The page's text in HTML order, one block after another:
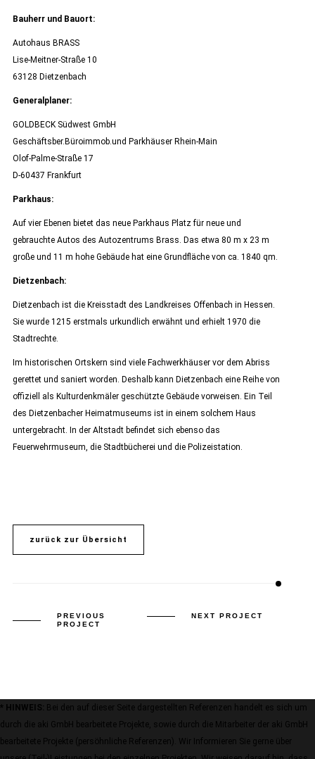
Bauherr und Bauort:
Autohaus BRASS
Lise-Meitner-Straße 10
63128 Dietzenbach
Generalplaner:
GOLDBECK Südwest GmbH
Geschäftsber.Büroimmob.und Parkhäuser Rhein-Main
Olof-Palme-Straße 17
D-60437 Frankfurt
Parkhaus:
Auf vier Ebenen bietet das neue Parkhaus Platz für neue und
gebrauchte Autos des Autozentrums Brass. Das etwa 80 m x 23 m
große und 11 m hohe Gebäude hat eine Grundfläche von ca. 1840 qm.
Dietzenbach:
Dietzenbach ist die Kreisstadt des Landkreises Offenbach in Hessen.
Sie wurde 1215 erstmals urkundlich erwähnt und erhielt 1970 die
Stadtrechte.
Im historischen Ortskern sind viele Fachwerkhäuser vor dem Abriss
gerettet und saniert worden. Deshalb kann Dietzenbach eine Reihe von
offiziell als Kulturdenkmäler geschützte Gebäude vorweisen. Ein Teil
des Dietzenbacher Heimatmuseums ist in einem solchem Haus
untergebracht. In der Altstadt befindet sich ebenso das
Feuerwehrmuseum, die Stadtbücherei und die Polizeistation.
zurück zur Übersicht
PREVIOUS
PROJECT
NEXT PROJECT
* HINWEIS:
Bei den auf dieser Seite dargestellten Referenzen handelt es sich um
durch die aki GmbH bearbeitete Projekte, sowie durch die Mitarbeiter der aki GmbH
bearbeitete Projekte (persöhnliche Referenzen). Wir Informieren Sie gerne über